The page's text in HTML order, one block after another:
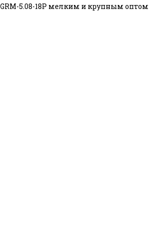
5.08-18P мелким и крупным оптом